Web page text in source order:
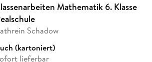
Mathematik 6. Klasse
Schadow
(kartoniert)
lieferbar